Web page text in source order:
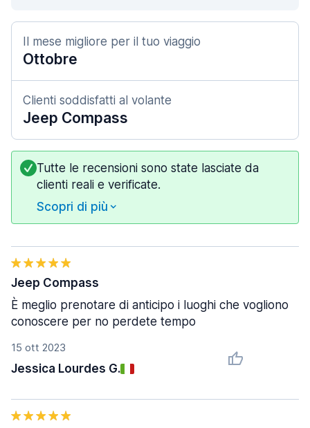
Il mese migliore per il tuo viaggio
Ottobre
Clienti soddisfatti al volante
Jeep Compass
Tutte le recensioni sono state lasciate da
clienti reali e verificate.
Scopri di più
15 ott 2023
Jessica Lourdes G.
Jeep Compass
È meglio prenotare di anticipo i luoghi che vogliono
conoscere per no perdete tempo